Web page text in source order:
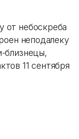
от небоскреба
неподалеку
близнецы,
11 сентября